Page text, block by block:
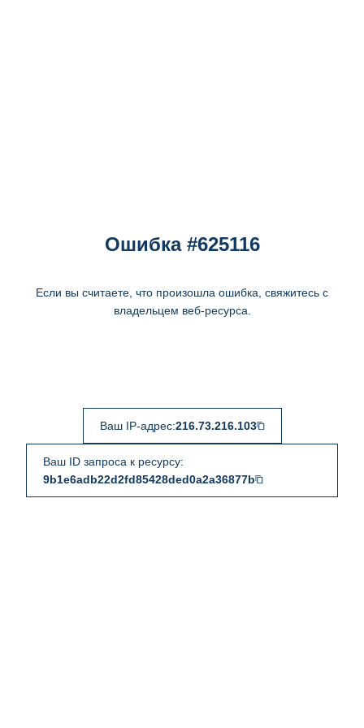
Ошибка #625116
Если вы считаете, что произошла ошибка, свяжитесь с
владельцем веб-ресурса.
Ваш IP-адрес:216.73.216.103
Ваш ID запроса к ресурсу:
9b1e6adb22d2fd85428ded0a2a36877b